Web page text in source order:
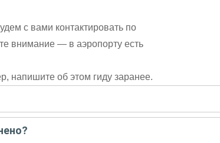
с вами контактировать по
внимание — в аэропорту есть
напишите об этом гиду заранее.
Платить при этом не нужно. Сначала согласуйте с